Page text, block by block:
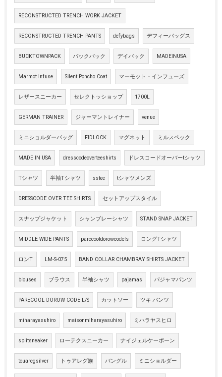
RECONSTRUCTED TRENCH WORK JACKET
RECONSTRUCTED TRENCH PANTS defybags デフィーバッグス
BUCKTOWNPACK バックパック デイパック MADEINUSA
Marmot Infuse Silent Poncho Coat マーモット・インフューズ
レザースニーカー セレクトッショップ 1700L
GERMAN TRAINER ジャーマントレイナー venue
ミニショルダーバッグ FIDLOCK マグネット ミルスペック
MADE IN USA dresscodeoverteeshirts ドレスコードオーバーtシャツ
Tシャツ 半袖Tシャツ sstee tシャツメンズ
DRESSCODE OVER TEE SHIRTS セットアップスタイル
スナップジャケット シャンブレーシャツ STAND SNAP JACKET
MIDDLE WIDE PANTS parecooldorowcodels ロングTシャツ
ロンT LM-S-075 BAND COLLAR CHAMBRAY SHIRTS JACKET
blouses ブラウス 半袖シャツ pajamas パジャマパンツ
PARECOOL DOROW CODE L/S カットソー ツキ パンツ
miharayasuhiro maisonmiharayasuhiro ミハラヤスヒロ
splitsneaker ローテクスニーカー ナイジェルケーボーン
touaregsilver トゥアレグ族 バングル ミニショルダー